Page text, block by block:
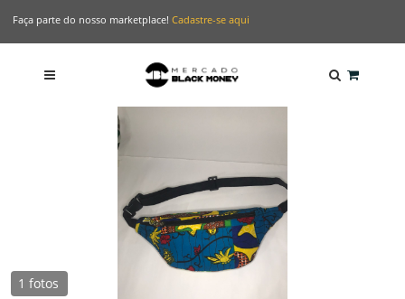
Faça parte do nosso marketplace! Cadastre-se aqui
1 fotos